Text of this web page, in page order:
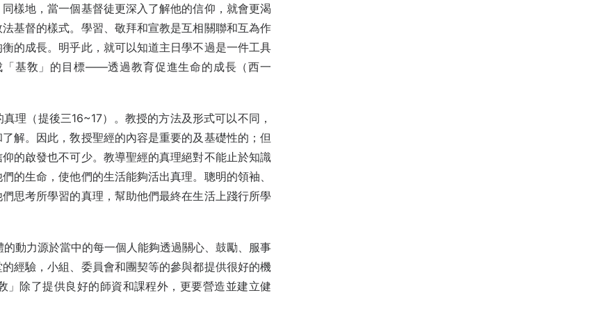
樣地，當一個基督徒更深入了解他的信仰，就會更渴
基督的樣式。學習、敬拜和宣教是互相關聯和互為作
的成長。明乎此，就可以知道主日學不過是一件工具
「基敎」的目標——透過教育促進生命的成長（西一
理（提後三16~17）。教授的方法及形式可以不同，
解。因此，敎授聖經的內容是重要的及基礎性的；但
的啟發也不可少。教導聖經的真理絕對不能止於知識
的生命，使他們的生活能夠活出真理。聰明的領袖、
思考所學習的真理，幫助他們最終在生活上踐行所學
動力源於當中的每一個人能夠透過關心、鼓勵、服事
經驗，小組、委員會和團契等的參與都提供很好的機
除了提供良好的師資和課程外，更要營造並建立健